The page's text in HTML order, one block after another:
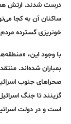
درست شدند. ارتش هم
ساکنان آن به کجا
خونریزی گسترده
با وجود این،
بمباران شده‌اند.
صحراهای جنوب
گزینند تا جنگ
است و در دولت